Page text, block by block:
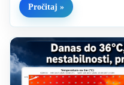
temperature preko
zabeleženo maksimalnih…
Pročitaj »